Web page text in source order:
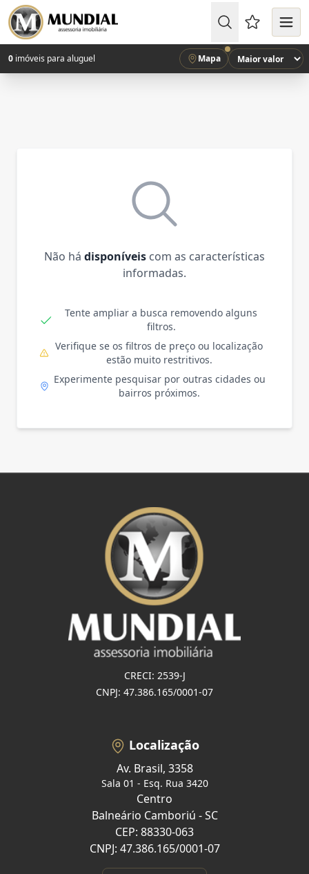
Favoritos
0 imóveis para aluguel Mapa
Não há disponíveis com as características
informadas.
Tente ampliar a busca removendo alguns
filtros.
Verifique se os filtros de preço ou localização
estão muito restritivos.
Experimente pesquisar por outras cidades ou
bairros próximos.
CRECI: 2539-J
CNPJ: 47.386.165/0001-07
Localização
Av. Brasil, 3358
Sala 01 - Esq. Rua 3420
Centro
Balneário Camboriú - SC
CEP: 88330-063
CNPJ: 47.386.165/0001-07